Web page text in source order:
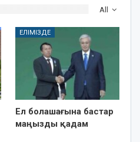
All
ЕЛІМІЗДЕ
Ел болашағына бастар
маңызды қадам